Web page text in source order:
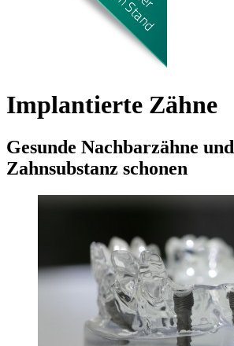
Implantierte Zähne
Gesunde Nachbarzähne und
Zahnsubstanz schonen